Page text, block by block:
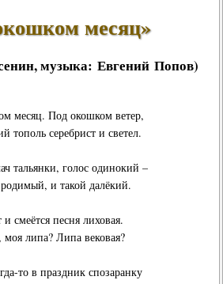
месяц»
, музыка: Евгений Попов)
месяц. Под окошком ветер,
тополь серебрист и светел.
тальянки, голос одинокий –
и такой далёкий.
и смеётся песня лиховая.
моя липа? Липа вековая?
то в праздник спозаранку